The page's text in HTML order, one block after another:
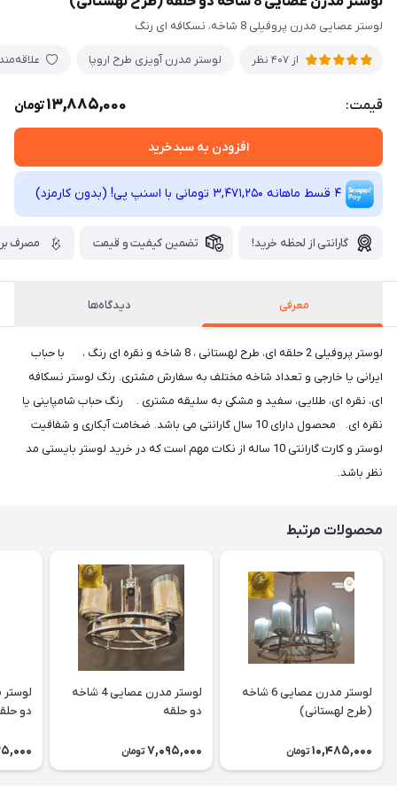
لوستر عصایی مدرن پروفیلی 8 شاخه، نسکافه ای رنگ
از 407 نظر لوستر مدرن آویزی طرح اروپا
قیمت: 13,885,000تومان
افزودن به سبدخرید
4 قسط ماهانه 3,471,250 تومانی با اسنپ ‌پی! (بدون کارمزد)
گارانتی از لحظه خرید! تضمین کیفیت و قیمت مصرف
معرفی دیدگاه‌ها
لوستر پروفیلی 2 حلقه ای، طرح لهستانی ، 8 شاخه و نقره ای رنگ ، با حباب
ایرانی یا خارجی و تعداد شاخه مختلف به سفارش مشتری. رنگ لوستر نسکافه
ای، نقره ای، طلایی، سفید و مشکی به سلیقه مشتری . رنگ حباب شامپاینی یا
نقره ای. محصول دارای 10 سال گارانتی می باشد. ضخامت آبکاری و شفافیت
لوستر و کارت گارانتی 10 ساله از نکات مهم است که در خرید لوستر بایستی مد
نظر باشد.
محصولات مرتبط
لوستر مدرن عصایی 6 شاخه
(طرح لهستانی)
10,485,000 تومان
لوستر مدرن عصایی 4 شاخه
دو حلقه
7,095,000 تومان
دو